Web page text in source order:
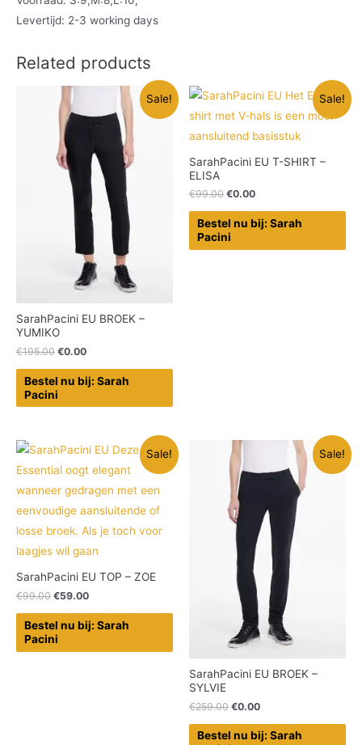
Levertijd: 2-3 working days
Related products
Sale!
SarahPacini EU BROEK –
YUMIKO
€195.00 €0.00
Bestel nu bij: Sarah
Pacini
Sale!
SarahPacini EU T-SHIRT –
ELISA
€99.00 €0.00
Bestel nu bij: Sarah
Pacini
Sale!
SarahPacini EU TOP – ZOE
€99.00 €59.00
Bestel nu bij: Sarah
Pacini
Sale!
SarahPacini EU BROEK –
SYLVIE
€259.00 €0.00
Bestel nu bij: Sarah